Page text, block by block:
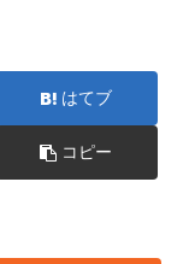
はてブ
コピー